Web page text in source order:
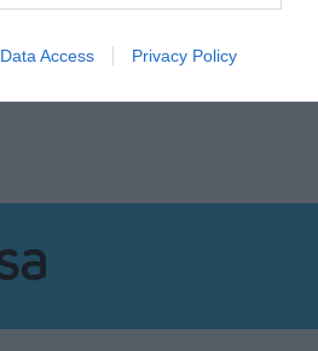
Data Access Privacy Policy
Següent